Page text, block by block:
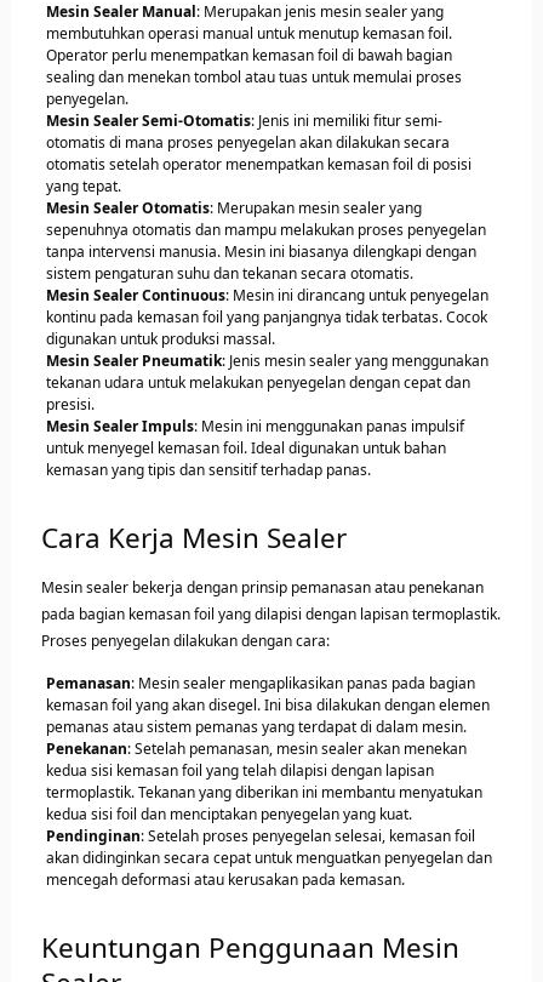
Mesin Sealer Manual: Merupakan jenis mesin sealer yang
membutuhkan operasi manual untuk menutup kemasan foil.
Operator perlu menempatkan kemasan foil di bawah bagian
sealing dan menekan tombol atau tuas untuk memulai proses
penyegelan.
Mesin Sealer Semi-Otomatis: Jenis ini memiliki fitur semi-
otomatis di mana proses penyegelan akan dilakukan secara
otomatis setelah operator menempatkan kemasan foil di posisi
yang tepat.
Mesin Sealer Otomatis: Merupakan mesin sealer yang
sepenuhnya otomatis dan mampu melakukan proses penyegelan
tanpa intervensi manusia. Mesin ini biasanya dilengkapi dengan
sistem pengaturan suhu dan tekanan secara otomatis.
Mesin Sealer Continuous: Mesin ini dirancang untuk penyegelan
kontinu pada kemasan foil yang panjangnya tidak terbatas. Cocok
digunakan untuk produksi massal.
Mesin Sealer Pneumatik: Jenis mesin sealer yang menggunakan
tekanan udara untuk melakukan penyegelan dengan cepat dan
presisi.
Mesin Sealer Impuls: Mesin ini menggunakan panas impulsif
untuk menyegel kemasan foil. Ideal digunakan untuk bahan
kemasan yang tipis dan sensitif terhadap panas.
Cara Kerja Mesin Sealer
Mesin sealer bekerja dengan prinsip pemanasan atau penekanan
pada bagian kemasan foil yang dilapisi dengan lapisan termoplastik.
Proses penyegelan dilakukan dengan cara:
Pemanasan: Mesin sealer mengaplikasikan panas pada bagian
kemasan foil yang akan disegel. Ini bisa dilakukan dengan elemen
pemanas atau sistem pemanas yang terdapat di dalam mesin.
Penekanan: Setelah pemanasan, mesin sealer akan menekan
kedua sisi kemasan foil yang telah dilapisi dengan lapisan
termoplastik. Tekanan yang diberikan ini membantu menyatukan
kedua sisi foil dan menciptakan penyegelan yang kuat.
Pendinginan: Setelah proses penyegelan selesai, kemasan foil
akan didinginkan secara cepat untuk menguatkan penyegelan dan
mencegah deformasi atau kerusakan pada kemasan.
Keuntungan Penggunaan Mesin